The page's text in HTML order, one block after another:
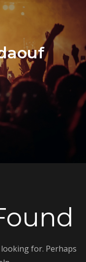
looking for. Perhaps